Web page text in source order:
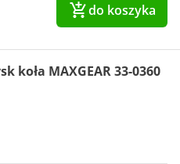
do koszyka
koła MAXGEAR 33-0360